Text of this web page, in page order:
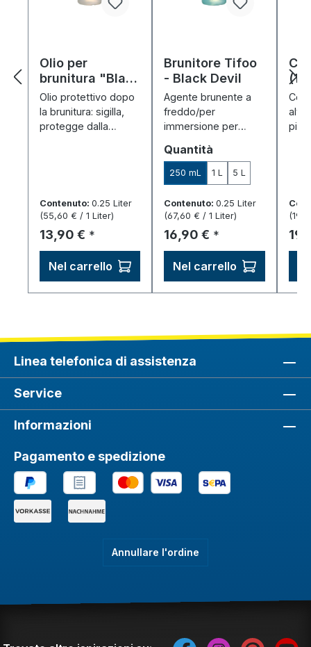
Olio per
brunitura "Black
Devil" (250 ml)
Olio protettivo dopo
la brunitura: sigilla,
protegge dalla
Contenuto: 0.25 Liter
(55,60 € / 1 Liter)
Prezzo normale:
13,90 € *
Nel carrello
Brunitore Tifoo
- Black Devil
Agente brunente a
freddo/per
immersione per
ferro e ghisa –
protegge la
superficie, facile da
usare.
Seleziona
Quantità
250 mL 1 L 5 L
Contenuto:0.25 Liter
(67,60 € / 1 Liter)
Prezzo normale:
16,90 € *
Nel carrello
UV
Linea telefonica di assistenza
Service
Informazioni
Pagamento e spedizione
Annullare l'ordine